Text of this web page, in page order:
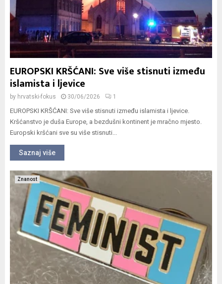
EUROPSKI KRŠĆANI: Sve više stisnuti između
islamista i ljevice
by hrvatski-fokus 30/06/2026 1
EUROPSKI KRŠĆANI: Sve više stisnuti između islamista i ljevice.
Kršćanstvo je duša Europe, a bezdušni kontinent je mračno mjesto.
Europski kršćani sve su više stisnuti...
Saznaj više
Znanost